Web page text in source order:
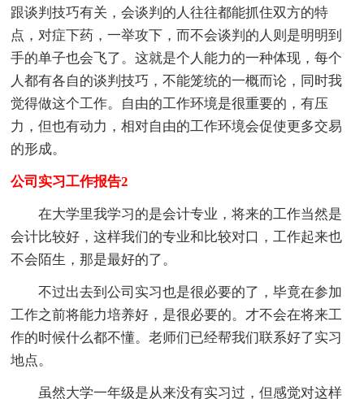
跟谈判技巧有关，会谈判的人往往都能抓住双方的特
点，对症下药，一举攻下，而不会谈判的人则是明明到
手的单子也会飞了。这就是个人能力的一种体现，每个
人都有各自的谈判技巧，不能笼统的一概而论，同时我
觉得做这个工作。自由的工作环境是很重要的，有压
力，但也有动力，相对自由的工作环境会促使更多交易
的形成。
公司实习工作报告2
在大学里我学习的是会计专业，将来的工作当然是
会计比较好，这样我们的专业和比较对口，工作起来也
不会陌生，那是最好的了。
不过出去到公司实习也是很必要的了，毕竟在参加
工作之前将能力培养好，是很必要的。才不会在将来工
作的时候什么都不懂。老师们已经帮我们联系好了实习
地点。
虽然大学一年级是从来没有实习过，但感觉对这样